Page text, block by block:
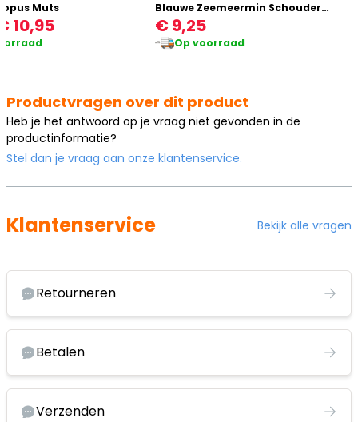
Muts
10,95
Blauwe Zeemeermin Schoudertas met Schubben
€ 9,25
Op voorraad
Productvragen over dit product
Heb je het antwoord op je vraag niet gevonden in de
productinformatie?
Stel dan je vraag aan onze klantenservice.
Klantenservice Bekijk alle vragen
Retourneren
Betalen
Verzenden